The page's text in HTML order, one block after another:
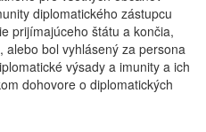
diplomatického zástupcu
prijímajúceho štátu a končia,
bol vyhlásený za persona
výsady a imunity a ich
dohovore o diplomatických